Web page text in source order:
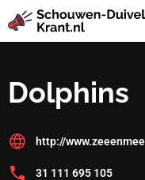
Dolphins
http://
31 111 695 105